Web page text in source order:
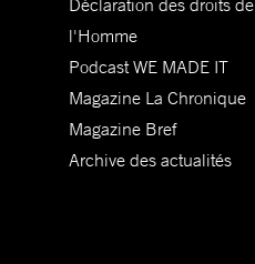
Déclaration des droits de
l'Homme
Podcast WE MADE IT
Magazine La Chronique
Magazine Bref
Archive des actualités